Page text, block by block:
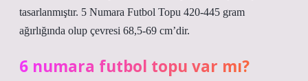
tasarlanmıştır. 5 Numara Futbol Topu 420-445 gram
ağırlığında olup çevresi 68,5-69 cm’dir.
6 numara futbol topu var mı?